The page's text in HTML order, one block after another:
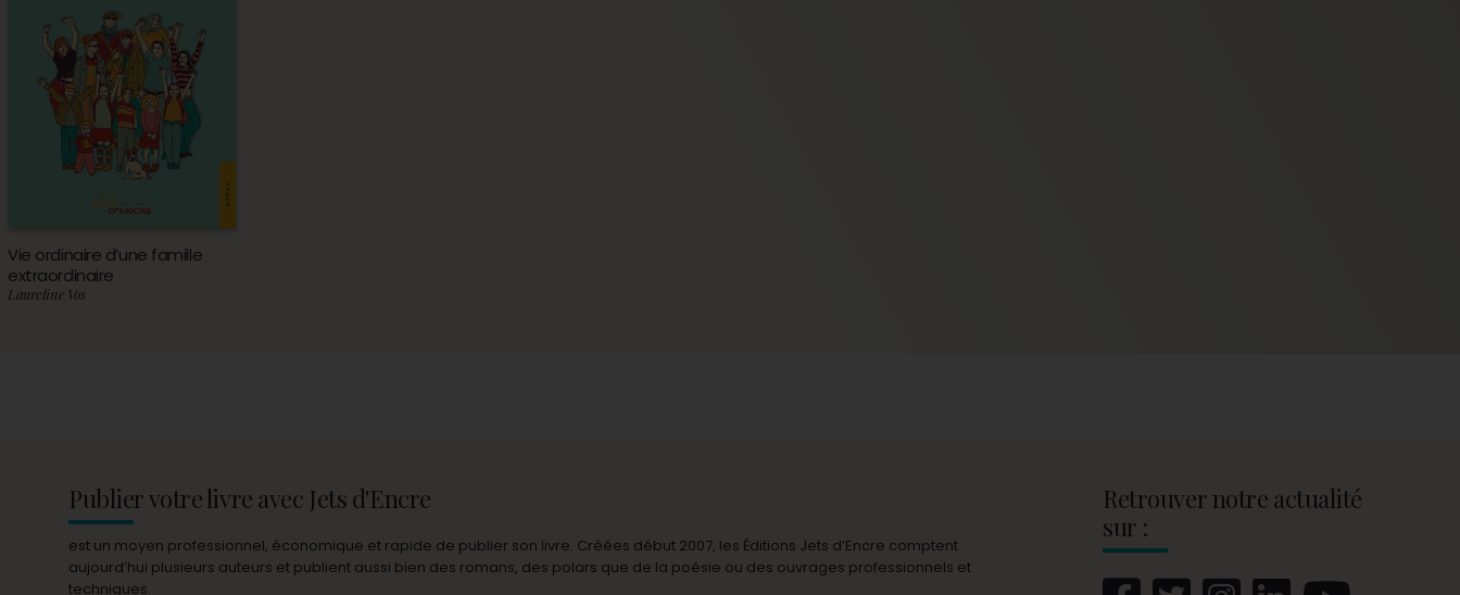
Vie ordinaire d’une famille
extraordinaire
Laureline Vos
Publier votre livre avec Jets d'Encre
est un moyen professionnel, économique et rapide de publier son livre. Créées début 2007, les Éditions Jets d’Encre comptent
aujourd’hui plusieurs auteurs et publient aussi bien des romans, des polars que de la poésie ou des ouvrages professionnels et
techniques.
Retrouver notre actualité
sur :